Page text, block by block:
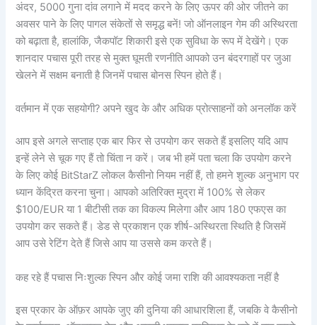
अंदर, 5000 गुना दांव लगाने में मदद करने के लिए ऊपर की ओर जीतने का
अवसर पाने के लिए पागल संकेतों से समृद्ध बनें! जो ऑनलाइन गेम की अस्थिरता
को बढ़ाता है, हालांकि, जैकपॉट शिकारी इसे एक सुविधा के रूप में देखेंगे। एक
शानदार पचास पूरी तरह से मुक्त घूमती रणनीति आपको उन बंदरगाहों पर जुआ
खेलने में सक्षम बनाती है जिनमें पचास बोनस स्पिन होते हैं।
वर्तमान में एक सहयोगी? अपने खुद के और अधिक प्रोत्साहनों को अनलॉक करें
आप इसे अगले सप्ताह एक बार फिर से उपयोग कर सकते हैं इसलिए यदि आप
इन्हें लेने से चूक गए हैं तो चिंता न करें। जब भी हमें पता चला कि उपयोग करने
के लिए कोई BitStarZ लोकल कैसीनो नियम नहीं हैं, तो हमने शुल्क अनुभाग पर
ध्यान केंद्रित करना चुना। आपको अतिरिक्त मुद्रा में 100% से लेकर
$100/EUR या 1 बीटीसी तक का विकल्प मिलेगा और आप 180 एफएस का
उपयोग कर सकते हैं। डेड से प्रकाशन एक शीर्ष-अस्थिरता स्थिति है जिसमें
आप उसे रेटिंग देते हैं जिसे आप या उससे कम करते हैं।
कह रहे हैं पचास निःशुल्क स्पिन और कोई जमा राशि की आवश्यकता नहीं है
इस प्रकार के ऑफ़र आपके जुए की दुनिया की आधारशिला हैं, जबकि वे कैसीनो